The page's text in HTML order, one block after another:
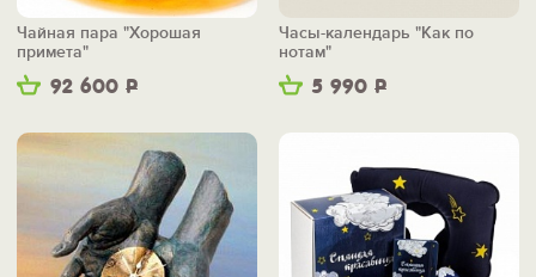
92 600 Р
Чайная пара "Хорошая
примета"
5 990 Р
Часы-календарь "Как по
нотам"